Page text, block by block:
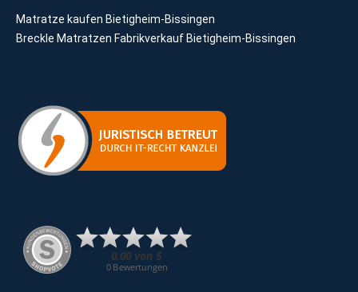
Matratze kaufen Bietigheim-Bissingen
Breckle Matratzen Fabrikverkauf Bietigheim-Bissingen